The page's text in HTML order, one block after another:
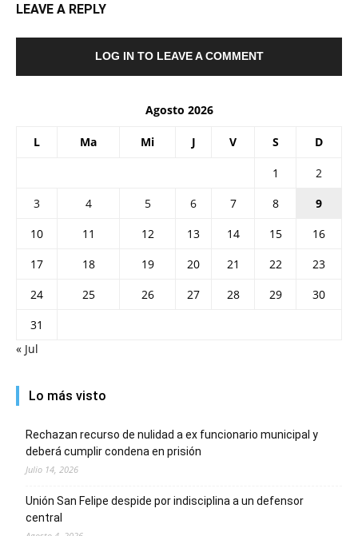
LEAVE A REPLY
LOG IN TO LEAVE A COMMENT
Agosto 2026
L Ma Mi J V S D
1
2
3
4 5 6 7 8
9
10
11 12 13 14 15
16
17
18 19 20 21 22
23
24
25 26 27 28 29
30
31
« Jul
Lo más visto
Rechazan recurso de nulidad a ex funcionario municipal y
deberá cumplir condena en prisión
Julio 14, 2026
Unión San Felipe despide por indisciplina a un defensor
central